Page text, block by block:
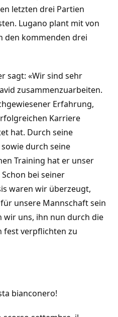
letzten drei Partien
Lugano plant mit von
den kommenden drei
sagt: «Wir sind sehr
zusammenzuarbeiten.
Erfahrung,
Karriere
hat. Durch seine
durch seine
Training hat er unser
bei seiner
waren wir überzeugt,
unsere Mannschaft sein
wir uns, ihn nun durch die
fest verpflichten zu
bianconero!